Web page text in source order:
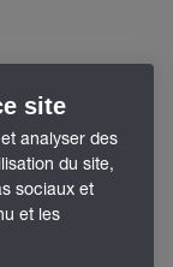
site
analyser des
du site,
sociaux et
et les